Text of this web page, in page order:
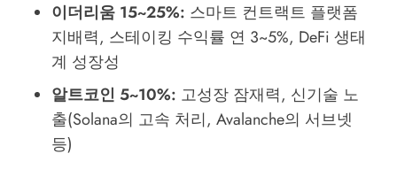
이더리움 15~25%: 스마트 컨트랙트 플랫폼
지배력, 스테이킹 수익률 연 3~5%, DeFi 생태
계 성장성
알트코인 5~10%: 고성장 잠재력, 신기술 노
출(Solana의 고속 처리, Avalanche의 서브넷
등)